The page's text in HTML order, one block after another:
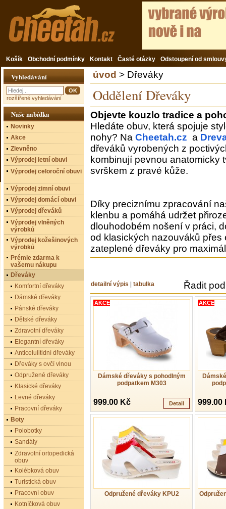
Košík Obchodní podmínky Kontakt Časté otázky Odstoupení od
úvod > Dřeváky
Oddělení Dřeváky
Objevte kouzlo tradice a
Hledáte obuv, která spojuje
nohy? Na Cheetah.cz a
dřeváků vyrobených z
kombinují pevnou anatomicky
svrškem z pravé kůže.
Díky preciznímu zpracování
klenbu a pomáhá udržet
dlouhodobém nošení v práci,
od klasických nazouváků
zateplené dřeváky pro
detailní výpis tabulka Řadit
Dámské dřeváky s pohodlným
podpatkem M303
AKCE
999.00 Kč Detail
AKCE
999.00
Odpružené dřeváky KPU2
Vyhledávání
rozšířené vyhledávání
Naše nabídka
Novinky
Akce
Zlevněno
Výprodej letní obuvi
Výprodej celoroční obuvi
Výprodej zimní obuvi
Výprodej domácí obuvi
Výprodej dřeváků
Výprodej vlněných
výrobků
Výprodej kožešinových
výrobků
Prémie zdarma k
vašemu nákupu
Dřeváky
Komfortní dřeváky
Dámské dřeváky
Pánské dřeváky
Dětské dřeváky
Zdravotní dřeváky
Elegantní dřeváky
Anticelulitidní dřeváky
Dřeváky s ovčí vlnou
Odpružené dřeváky
Klasické dřeváky
Levné dřeváky
Pracovní dřeváky
Boty
Polobotky
Sandály
Zdravotní ortopedická
obuv
Kolébková obuv
Turistická obuv
Pracovní obuv
Kotníčková obuv